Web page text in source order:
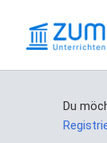
Du